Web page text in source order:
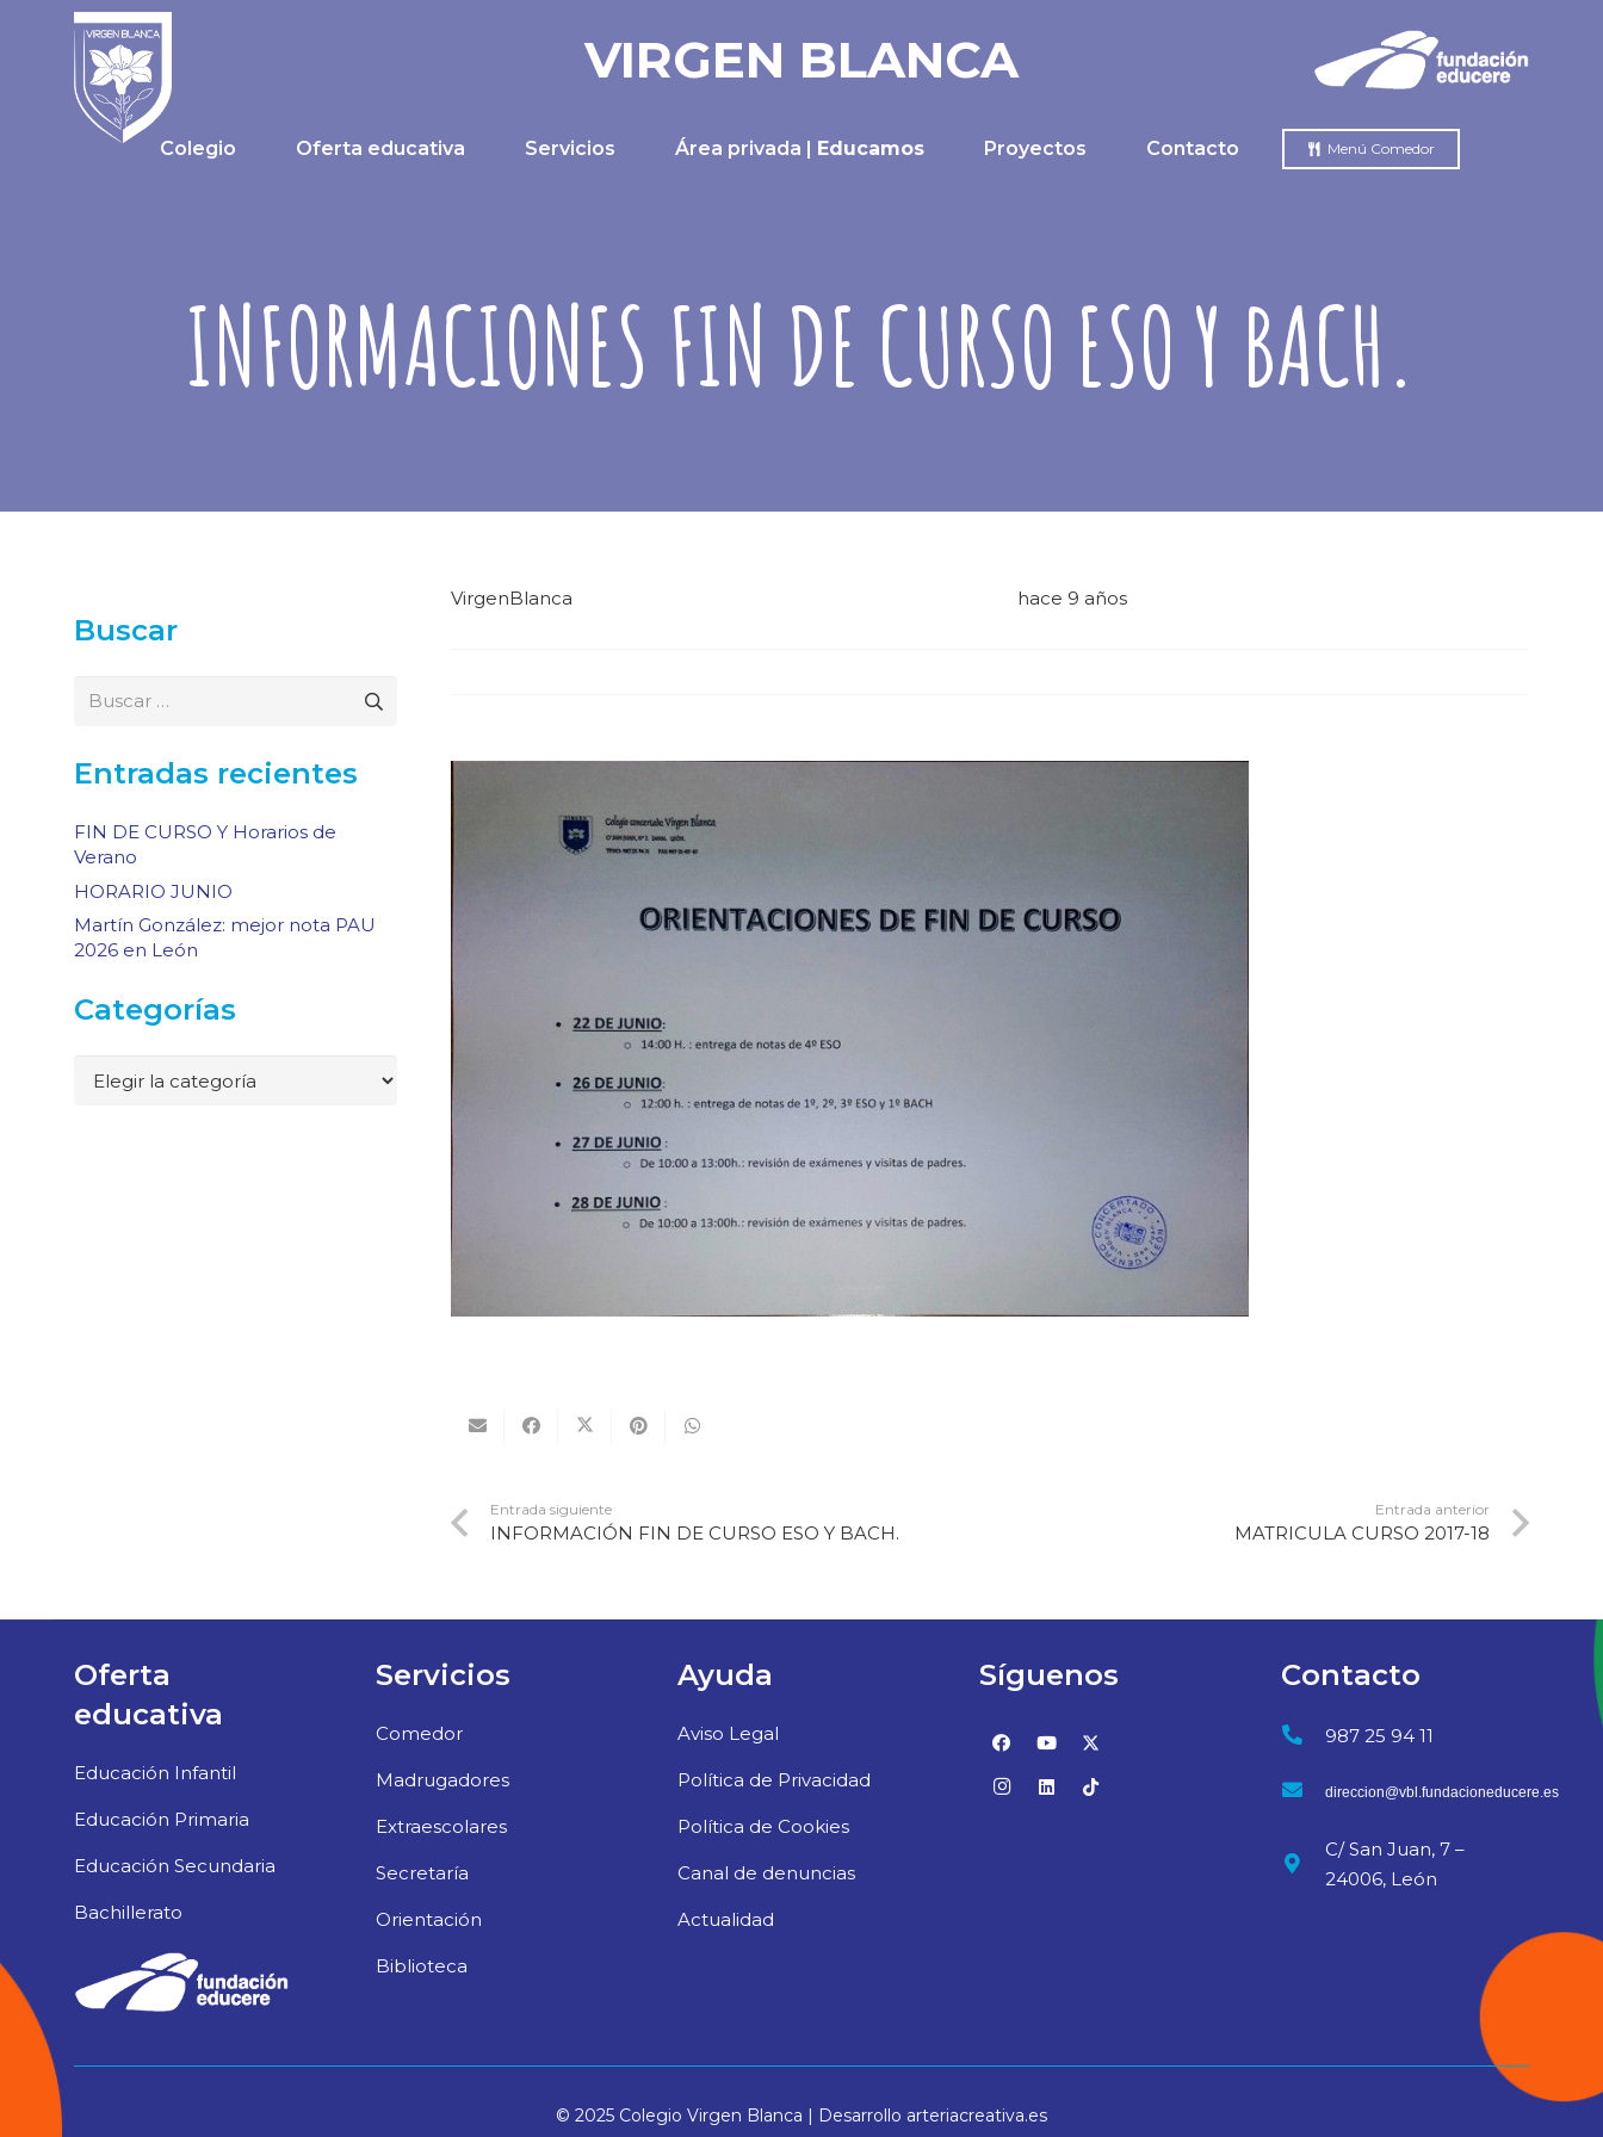
VIRGEN BLANCA
Colegio Oferta educativa Servicios Área privada | Educamos Proyectos Contacto Menú Comedor
INFORMACIONES FIN DE CURSO ESO Y BACH.
Buscar
Buscar:
Entradas recientes
FIN DE CURSO Y Horarios de
Verano
HORARIO JUNIO
Martín González: mejor nota PAU
2026 en León
Categorías
Categorías
VirgenBlanca hace 9 años
Entrada siguiente
INFORMACIÓN FIN DE CURSO ESO Y BACH.
Entrada anterior
MATRICULA CURSO 2017-18
Oferta
educativa
Educación Infantil
Educación Primaria
Educación Secundaria
Bachillerato
Servicios
Comedor
Madrugadores
Extraescolares
Secretaría
Orientación
Biblioteca
Ayuda
Aviso Legal
Política de Privacidad
Política de Cookies
Canal de denuncias
Actualidad
Síguenos Contacto
987 25 94 11
direccion@vbl.fundacioneducere.es
C/ San Juan, 7 –
24006, León
© 2025 Colegio Virgen Blanca | Desarrollo arteriacreativa.es